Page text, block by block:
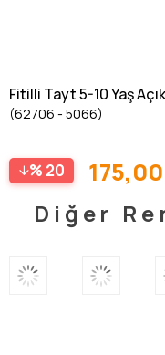
Fitilli Tayt 5-10 Yaş
(62706 - 5066)
20
Diğer